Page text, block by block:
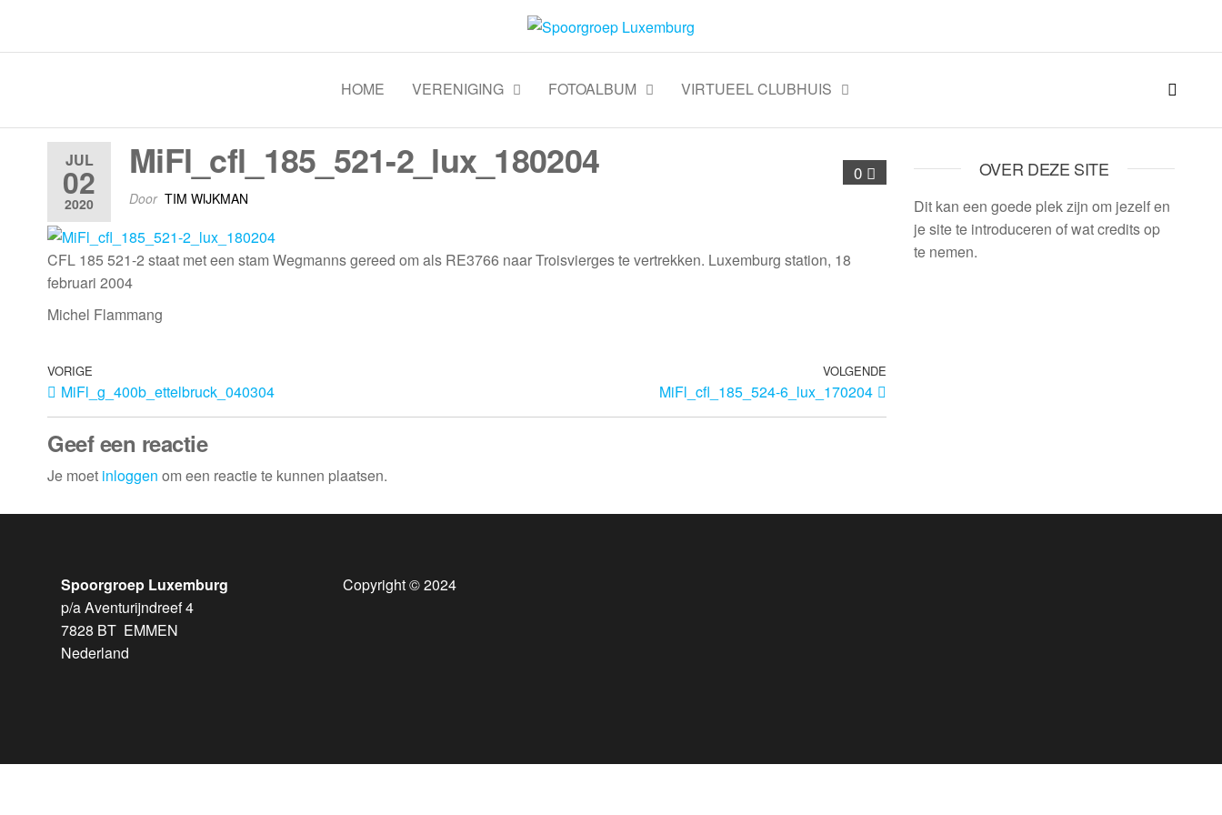
Spoorgroep Luxemburg
HOME VERENIGING FOTOALBUM VIRTUEEL CLUBHUIS
JUL
02
2020
0
MiFl_cfl_185_521-2_lux_180204
Door TIM WIJKMAN
CFL 185 521-2 staat met een stam Wegmanns gereed om als RE3766 naar Troisvierges te vertrekken. Luxemburg station, 18
februari 2004
Michel Flammang
VORIGE
MiFl_g_400b_ettelbruck_040304
VOLGENDE
MiFl_cfl_185_524-6_lux_170204
Geef een reactie
Je moet inloggen om een reactie te kunnen plaatsen.
OVER DEZE SITE
Dit kan een goede plek zijn om jezelf en
je site te introduceren of wat credits op
te nemen.
Spoorgroep Luxemburg
p/a Aventurijndreef 4
7828 BT EMMEN
Nederland
Copyright © 2024